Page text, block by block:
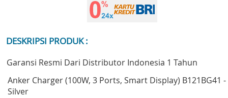
DESKRIPSI PRODUK :
Garansi Resmi Dari Distributor Indonesia 1 Tahun
Anker Charger (100W, 3 Ports, Smart Display) B121BG41 -
Silver